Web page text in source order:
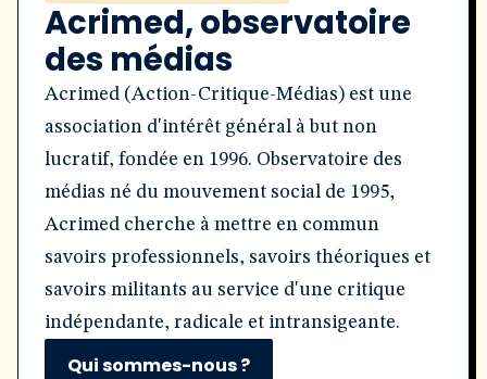
Acrimed, observatoire
des médias
Acrimed (Action-Critique-Médias) est une
association d'intérêt général à but non
lucratif, fondée en 1996. Observatoire des
médias né du mouvement social de 1995,
Acrimed cherche à mettre en commun
savoirs professionnels, savoirs théoriques et
savoirs militants au service d'une critique
indépendante, radicale et intransigeante.
Qui sommes-nous ?